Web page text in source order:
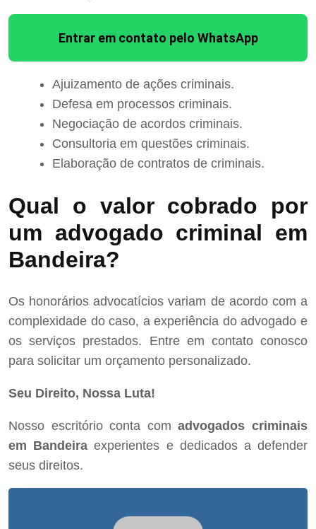
Entrar em contato pelo WhatsApp
Ajuizamento de ações criminais.
Defesa em processos criminais.
Negociação de acordos criminais.
Consultoria em questões criminais.
Elaboração de contratos de criminais.
Qual o valor cobrado por
um advogado criminal em
Bandeira?
Os honorários advocatícios variam de acordo com a
complexidade do caso, a experiência do advogado e
os serviços prestados. Entre em contato conosco
para solicitar um orçamento personalizado.
Seu Direito, Nossa Luta!
Nosso escritório conta comadvogados criminais
em Bandeira experientes e dedicados a defender
seus direitos.